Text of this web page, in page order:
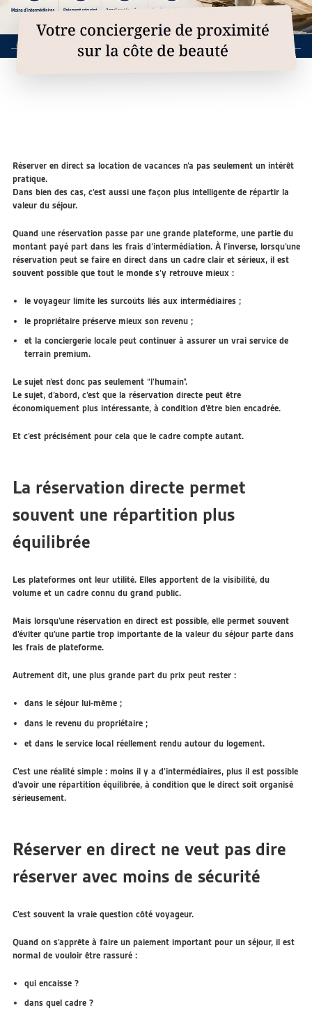
Réserver en direct sa location de vacances n’a pas seulement un intérêt
pratique.
Dans bien des cas, c’est aussi une façon plus intelligente de répartir la
valeur du séjour.
Quand une réservation passe par une grande plateforme, une partie du
montant payé part dans les frais d’intermédiation. À l’inverse, lorsqu’une
réservation peut se faire en direct dans un cadre clair et sérieux, il est
souvent possible que tout le monde s’y retrouve mieux :
le voyageur limite les surcoûts liés aux intermédiaires ;
le propriétaire préserve mieux son revenu ;
et la conciergerie locale peut continuer à assurer un vrai service de
terrain premium.
Le sujet n’est donc pas seulement “l’humain”.
Le sujet, d’abord, c’est que la réservation directe peut être
économiquement plus intéressante, à condition d’être bien encadrée.
Et c’est précisément pour cela que le cadre compte autant.
La réservation directe permet
souvent une répartition plus
équilibrée
Les plateformes ont leur utilité. Elles apportent de la visibilité, du
volume et un cadre connu du grand public.
Mais lorsqu’une réservation en direct est possible, elle permet souvent
d’éviter qu’une partie trop importante de la valeur du séjour parte dans
les frais de plateforme.
Autrement dit, une plus grande part du prix peut rester :
dans le séjour lui-même ;
dans le revenu du propriétaire ;
et dans le service local réellement rendu autour du logement.
C’est une réalité simple : moins il y a d’intermédiaires, plus il est possible
d’avoir une répartition équilibrée, à condition que le direct soit organisé
sérieusement.
Réserver en direct ne veut pas dire
réserver avec moins de sécurité
C’est souvent la vraie question côté voyageur.
Quand on s’apprête à faire un paiement important pour un séjour, il est
normal de vouloir être rassuré :
qui encaisse ?
dans quel cadre ?